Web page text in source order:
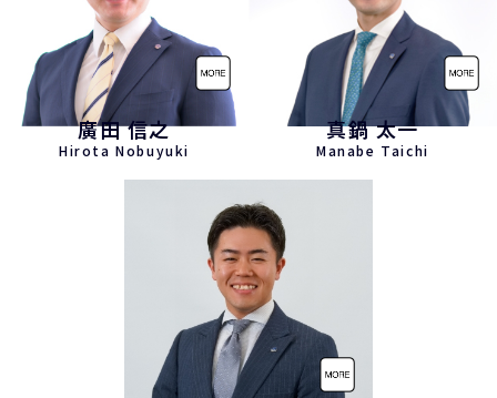
廣田 信之
Hirota Nobuyuki
真鍋 太一
Manabe Taichi